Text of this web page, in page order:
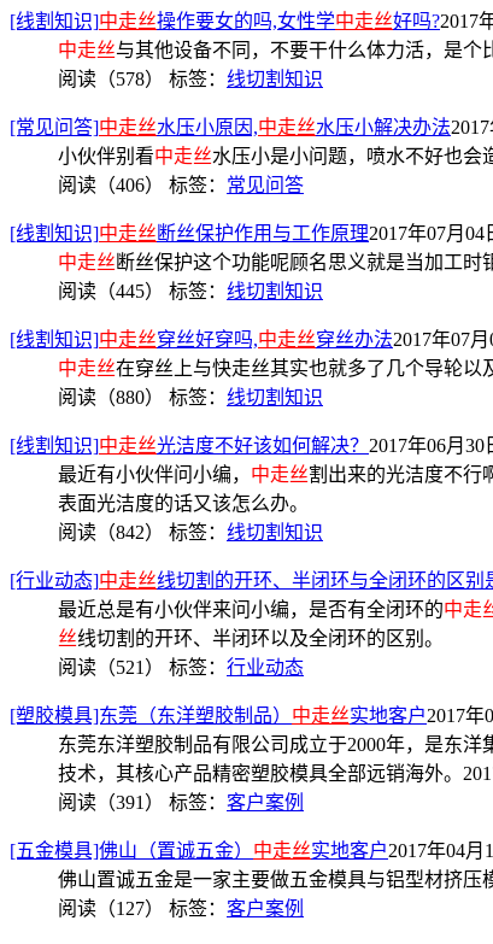
[线割知识]中走丝操作要女的吗,女性学中走丝好吗?2017
中走丝与其他设备不同，不要干什么体力活，是个
阅读（578） 标签： 线切割知识
[常见问答]中走丝水压小原因,中走丝水压小解决办法
小伙伴别看中走丝水压小是小问题，喷水不好也会
阅读（406） 标签： 常见问答
[线割知识]中走丝断丝保护作用与工作原理2017年07月04
中走丝断丝保护这个功能呢顾名思义就是当加工时
阅读（445） 标签： 线切割知识
[线割知识]中走丝穿丝好穿吗,中走丝穿丝办法2017年07
中走丝在穿丝上与快走丝其实也就多了几个导轮
阅读（880） 标签： 线切割知识
[线割知识]中走丝光洁度不好该如何解决？ 2017年06月30
最近有小伙伴问小编， 中走丝割出来的光洁度不行
表面光洁度的话又该怎么办。
阅读（842） 标签： 线切割知识
[行业动态]中走丝线切割的开环、半闭环与全闭环的区别
最近总是有小伙伴来问小编，是否有全闭环的中走
丝线切割的开环、半闭环以及全闭环的区别。
阅读（521） 标签： 行业动态
[塑胶模具]东莞（东洋塑胶制品） 中走丝实地客户2017年
东莞东洋塑胶制品有限公司成立于2000年，是东
技术，其核心产品精密塑胶模具全部远销海外。
阅读（391） 标签： 客户案例
[五金模具]佛山（置诚五金） 中走丝实地客户2017年04月
佛山置诚五金是一家主要做五金模具与铝型材挤压
阅读（127） 标签： 客户案例